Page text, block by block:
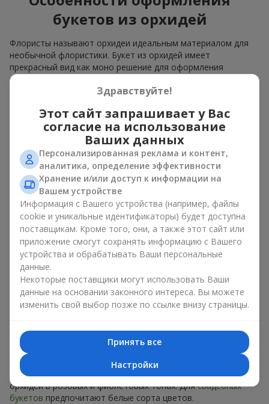
букетов из орхидей
Флористы называют орхидеи идеальным материалом для
необычной флористики. Букет из орхидей имеет
прекрасный вид как моно решение для оформления
помещений, а также как вариант микса с другими цветами,
который сохраняет свою выразительность в любом
Благодаря своей структуре орхидея позволяет создавать
композиции в классическом, минималистичном или
современном стиле. Букет из орхидей эффектно смотрится
как в камерных, так и в масштабных работах, а её
роскошные соцветия легко становятся центральным
элементом композиции. В зависимости от оформления и
сорта растений различается и цена на орхидеи. Учитывайте
это, прежде чем заказать букет из орхидей.
Кому дарят орхидеи?
Букет из орхидей универсален и может подойти любому. Их
дарят любимым женщинам
подруге,коллегеилибизнес-партнеру. Сегодня можно
орхидеи купить недорого, а значит, шанс сделать желанный
подарок становится еще больше.
Букет из орхидей — идеальная цветочная композиция для
особого события: юбилеев,свиданий
даже
Для романтики выбирают нежную экзотику — букет из
орхидей в розовых и фиолетовых тонах. Длясвадебных
букетов предпочитают белые сорта цветов.
Здравствуйте!
Этот сайт запрашивает у Вас
согласие на использование
Ваших данных
Персонализированная реклама и контент,
аналитика, определение эффективности
Хранение и/или доступ к информации на
Вашем устройстве
Информация с Вашего устройства (например, файлы
cookie и уникальные идентификаторы) будет доступна
поставщикам. Кроме того, они, а также этот сайт или
приложение смогут сохранять информацию с Вашего
устройства и обрабатывать Ваши персональные
данные.
Некоторые поставщики могут использовать Ваши
данные на основании законного интереса. Вы можете
изменить свой выбор позже по ссылке внизу страницы.
Принять все
Настройки